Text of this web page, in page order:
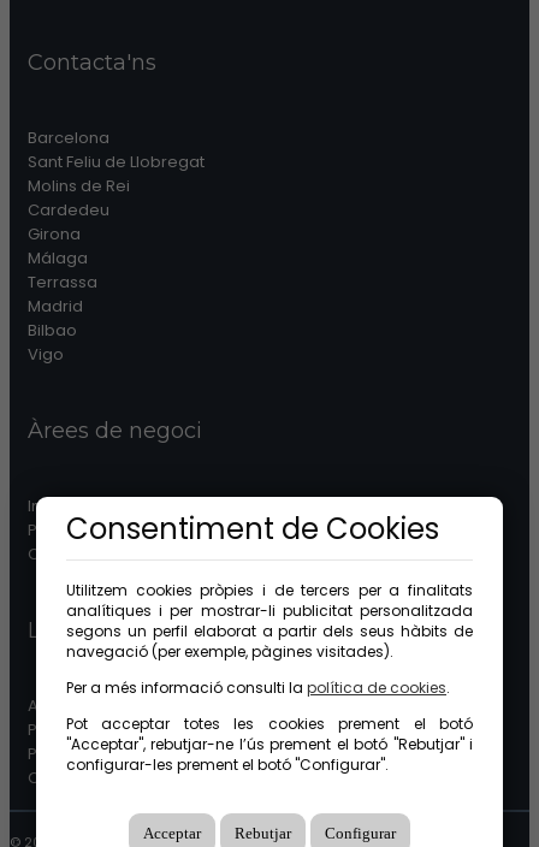
Contacta'ns
Barcelona
Sant Feliu de Llobregat
Molins de Rei
Cardedeu
Girona
Málaga
Terrassa
Madrid
Bilbao
Vigo
Àrees de negoci
Immobiliària
Patrimonis
Comunitats
Legal
Avís legal
Protecció de dades
Política de cookies
Canal étic
© 2026 GuinotPrunera Tots els drets reservats |Creat amb Mobilia
Consentiment de Cookies
Utilitzem cookies pròpies i de tercers per a finalitats
analítiques i per mostrar-li publicitat personalitzada
segons un perfil elaborat a partir dels seus hàbits de
navegació (per exemple, pàgines visitades).
Per a més informació consulti la política de cookies.
Pot acceptar totes les cookies prement el botó
"Acceptar", rebutjar-ne l’ús prement el botó "Rebutjar" i
configurar-les prement el botó "Configurar".
Acceptar Rebutjar Configurar